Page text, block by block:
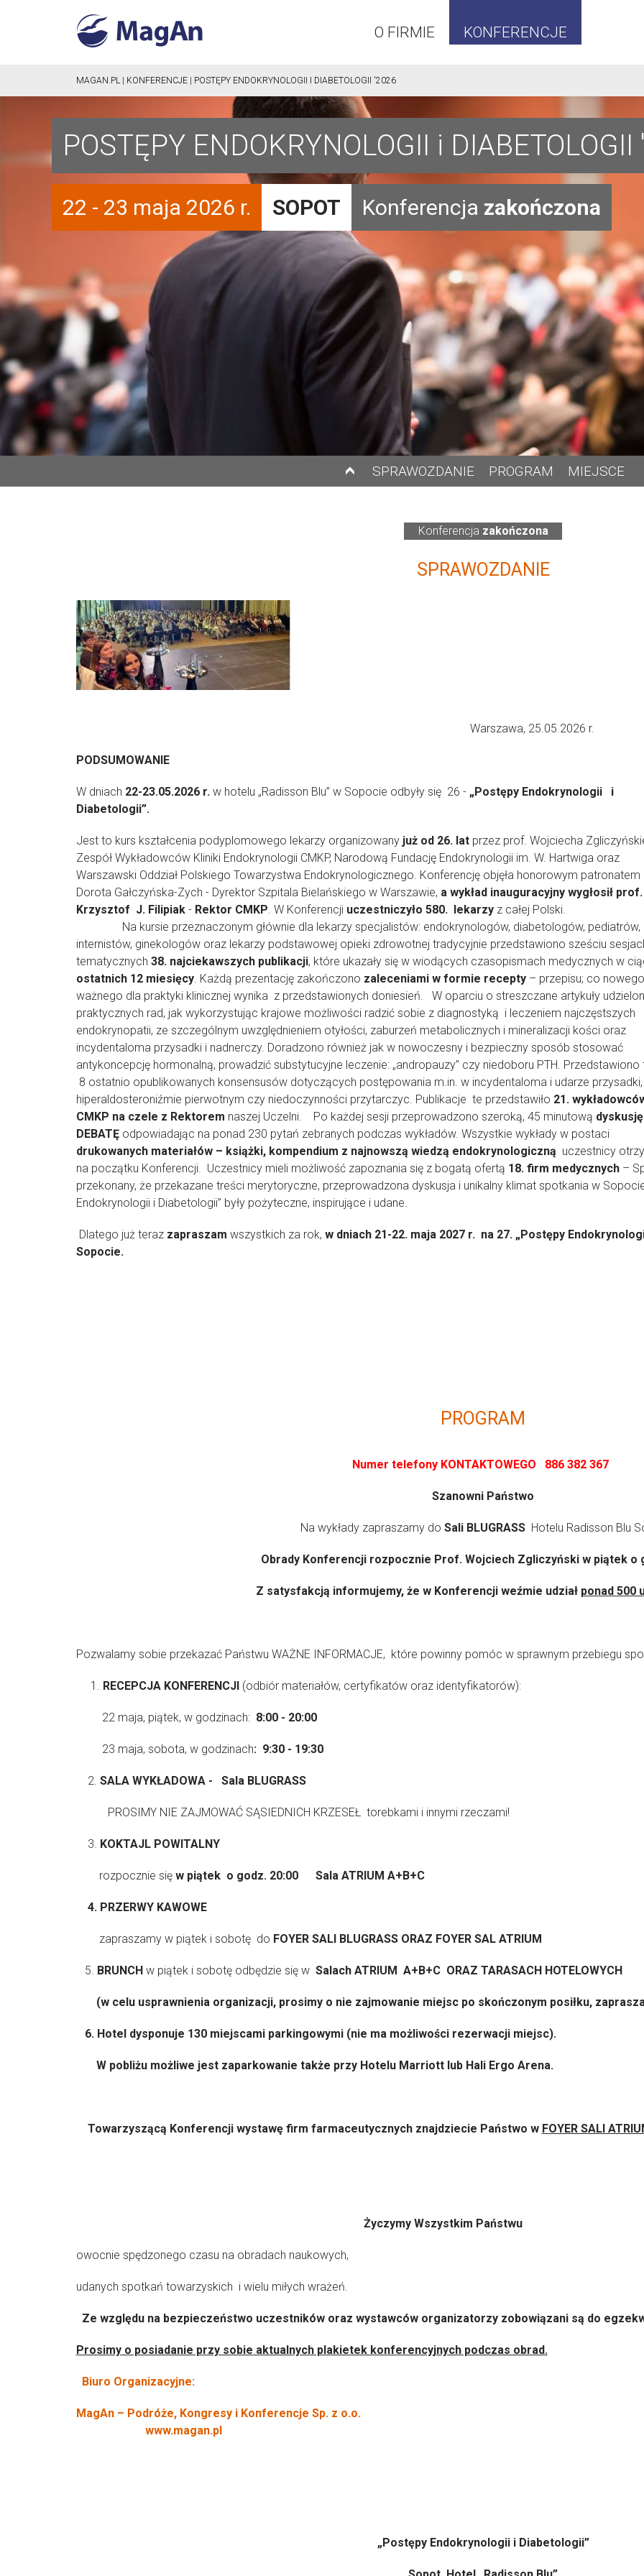
O FIRMIE KONFERENCJE
MAGAN.PL| KONFERENCJE| POSTĘPY ENDOKRYNOLOGII I DIABETOLOGII '2026
POSTĘPY ENDOKRYNOLOGII i
22 - 23 maja 2026 r. SOPOT Konferencja zakończona
SPRAWOZDANIE PROGRAM MIEJSCE
Konferencja zakończona
SPRAWOZDANIE
Warszawa, 25.05.2026 r.
PODSUMOWANIE
W dniach 22-23.05.2026 r.w hotelu „Radisson Blu” w Sopocie odbyły się 26 - „Postępy Endokrynologii i
Diabetologii”.
Jest to kurs kształcenia podyplomowego lekarzy organizowany już od 26. latprzez prof. Wojciecha
Zespół Wykładowców Kliniki Endokrynologii CMKP, Narodową Fundację Endokrynologii im. W. Hartwiga oraz
Warszawski Oddział Polskiego Towarzystwa Endokrynologicznego. Konferencję objęła honorowym
Dorota Gałczyńska-Zych - Dyrektor Szpitala Bielańskiego w Warszawie, a wykład inauguracyjny wygłosił prof.
Krzysztof J. Filipiak- Rektor CMKP. W Konferencji uczestniczyło 580. lekarzyz całej Polski.
Na kursie przeznaczonym głównie dla lekarzy specjalistów: endokrynologów, diabetologów, pediatrów,
internistów, ginekologów oraz lekarzy podstawowej opieki zdrowotnej tradycyjnie przedstawiono sześciu
tematycznych 38. najciekawszych publikacji, które ukazały się w wiodących czasopismach medycznych w
ostatnich 12 miesięcy. Każdą prezentację zakończono zaleceniami w formie recepty– przepisu; co
ważnego dla praktyki klinicznej wynika z przedstawionych doniesień. W oparciu o streszczane artykuły
praktycznych rad, jak wykorzystując krajowe możliwości radzić sobie z diagnostyką i leczeniem najczęstszych
endokrynopatii, ze szczególnym uwzględnieniem otyłości, zaburzeń metabolicznych i mineralizacji kości oraz
incydentaloma przysadki i nadnerczy. Doradzono również jak w nowoczesny i bezpieczny sposób stosować
antykoncepcję hormonalną, prowadzić substytucyjne leczenie: „andropauzy” czy niedoboru PTH. Przedstawiono
8 ostatnio opublikowanych konsensusów dotyczących postępowania m.in. w incydentaloma i udarze przysadki,
hiperaldosteroniźmie pierwotnym czy niedoczynności przytarczyc. Publikacje te przedstawiło 21.
CMKP na czele z Rektorem naszej Uczelni. Po każdej sesji przeprowadzono szeroką, 45 minutową
DEBATĘodpowiadając na ponad 230 pytań zebranych podczas wykładów. Wszystkie wykłady w postaci
drukowanych materiałów – książki, kompendium z najnowszą wiedzą endokrynologiczną uczestnicy
na początku Konferencji. Uczestnicy mieli możliwość zapoznania się z bogatą ofertą 18. firm medycznych–
przekonany, że przekazane treści merytoryczne, przeprowadzona dyskusja i unikalny klimat spotkania w
Endokrynologii i Diabetologii” były pożyteczne, inspirujące i udane.
Dlatego już teraz zapraszam wszystkich za rok, w dniach 21-22. maja 2027 r. na 27. „Postępy
Sopocie.
PROGRAM
Numer telefony KONTAKTOWEGO 886 382 367
Szanowni Państwo
Na wykłady zapraszamy do Sali BLUGRASS Hotelu Radisson Blu
Obrady Konferencji rozpocznie Prof. Wojciech Zgliczyński w piątek o
Z satysfakcją informujemy, że w Konferencji weźmie udział ponad 500
Pozwalamy sobie przekazać Państwu WAŻNE INFORMACJE, które powinny pomóc w sprawnym przebiegu
1. RECEPCJA KONFERENCJI (odbiór materiałów, certyfikatów oraz identyfikatorów):
22 maja, piątek, w godzinach: 8:00 - 20:00
23 maja, sobota, w godzinach: 9:30 - 19:30
2. SALA WYKŁADOWA - Sala BLUGRASS
PROSIMY NIE ZAJMOWAĆ SĄSIEDNICH KRZESEŁ torebkami i innymi rzeczami!
3. KOKTAJL POWITALNY
rozpocznie się w piątek o godz. 20:00 Sala ATRIUM A+B+C
4. PRZERWY KAWOWE
zapraszamy w piątek i sobotę do FOYER SALI BLUGRASS ORAZ FOYER SAL ATRIUM
5. BRUNCHw piątek i sobotę odbędzie się w Salach ATRIUM A+B+C ORAZ TARASACH HOTELOWYCH
(w celu usprawnienia organizacji, prosimy o nie zajmowanie miejsc po skończonym posiłku,
6. Hotel dysponuje 130 miejscami parkingowymi (nie ma możliwości rezerwacji miejsc).
W pobliżu możliwe jest zaparkowanie także przy Hotelu Marriott lub Hali Ergo Arena.
Towarzyszącą Konferencji wystawę firm farmaceutycznych znajdziecie Państwo w FOYER SALI
Życzymy Wszystkim Państwu
owocnie spędzonego czasu na obradach naukowych,
udanych spotkań towarzyskich i wielu miłych wrażeń.
Ze względu na bezpieczeństwo uczestników oraz wystawców organizatorzy zobowiązani są do
Prosimy o posiadanie przy sobie aktualnych plakietek konferencyjnych podczas obrad.
Biuro Organizacyjne:
MagAn – Podróże, Kongresy i Konferencje Sp. z o.o.
„Postępy Endokrynologii i Diabetologii”